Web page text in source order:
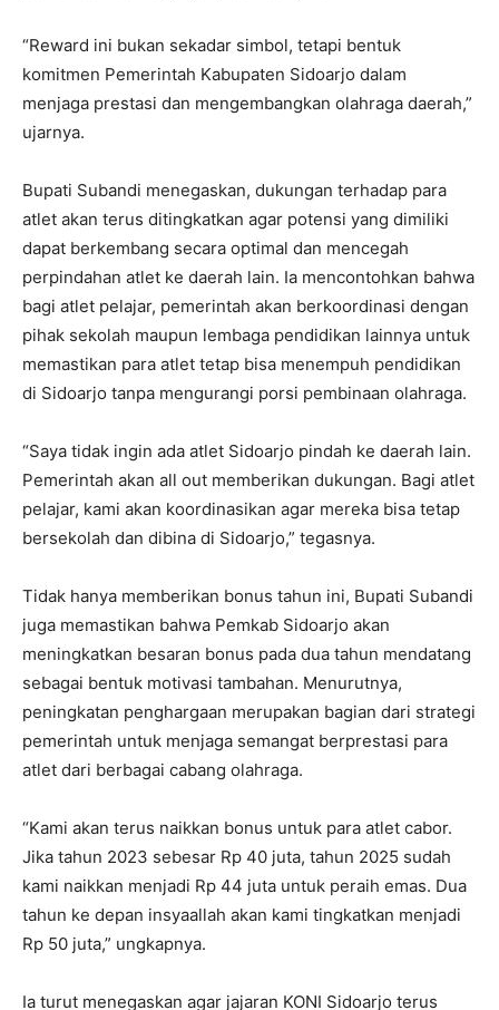
“Reward ini bukan sekadar simbol, tetapi bentuk
komitmen Pemerintah Kabupaten Sidoarjo dalam
menjaga prestasi dan mengembangkan olahraga daerah,”
ujarnya.
Bupati Subandi menegaskan, dukungan terhadap para
atlet akan terus ditingkatkan agar potensi yang dimiliki
dapat berkembang secara optimal dan mencegah
perpindahan atlet ke daerah lain. Ia mencontohkan bahwa
bagi atlet pelajar, pemerintah akan berkoordinasi dengan
pihak sekolah maupun lembaga pendidikan lainnya untuk
memastikan para atlet tetap bisa menempuh pendidikan
di Sidoarjo tanpa mengurangi porsi pembinaan olahraga.
“Saya tidak ingin ada atlet Sidoarjo pindah ke daerah lain.
Pemerintah akan all out memberikan dukungan. Bagi atlet
pelajar, kami akan koordinasikan agar mereka bisa tetap
bersekolah dan dibina di Sidoarjo,” tegasnya.
Tidak hanya memberikan bonus tahun ini, Bupati Subandi
juga memastikan bahwa Pemkab Sidoarjo akan
meningkatkan besaran bonus pada dua tahun mendatang
sebagai bentuk motivasi tambahan. Menurutnya,
peningkatan penghargaan merupakan bagian dari strategi
pemerintah untuk menjaga semangat berprestasi para
atlet dari berbagai cabang olahraga.
“Kami akan terus naikkan bonus untuk para atlet cabor.
Jika tahun 2023 sebesar Rp 40 juta, tahun 2025 sudah
kami naikkan menjadi Rp 44 juta untuk peraih emas. Dua
tahun ke depan insyaallah akan kami tingkatkan menjadi
Rp 50 juta,” ungkapnya.
Ia turut menegaskan agar jajaran KONI Sidoarjo terus